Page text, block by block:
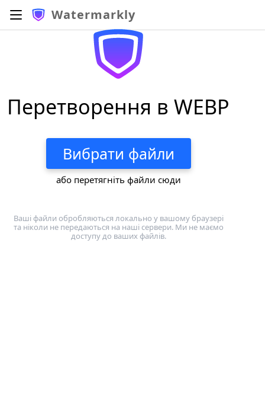
Watermarkly
Перетворення в WEBP
Вибрати файли
або перетягніть файли сюди
Ваші файли обробляються локально у вашому браузері
та ніколи не передаються на наші сервери. Ми не маємо
доступу до ваших файлів.